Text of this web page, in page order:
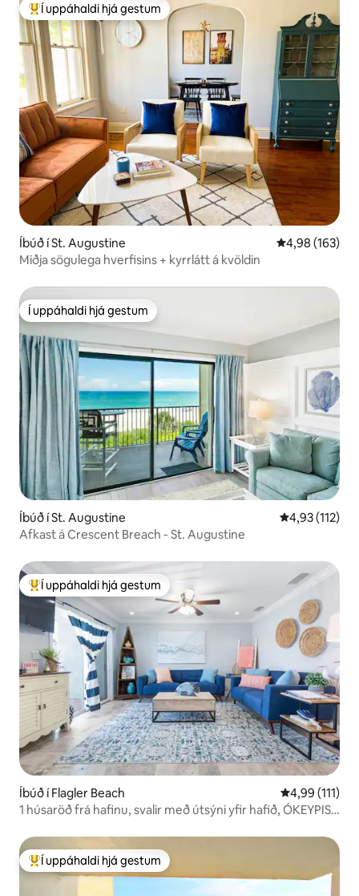
Í mestu uppáhaldi hjá gestum
Í uppáhaldi hjá gestum
Íbúð í St. Augustine 4,98 af 5 í
4,98 (163)
Miðja sögulega hverfisins + kyrrlátt á kvöldin
Í uppáhaldi hjá gestum
Í uppáhaldi hjá gestum
Íbúð í St. Augustine 4,93 af 5 í
4,93 (112)
Afkast á Crescent Breach - St. Augustine
Í mestu uppáhaldi hjá gestum
Í uppáhaldi hjá gestum
Íbúð í Flagler Beach 4,99 af 5 í
4,99 (111)
1 húsaröð frá hafinu, svalir með útsýni yfir hafið, ÓKEYPIS
Í mestu uppáhaldi hjá gestum
Í uppáhaldi hjá gestum